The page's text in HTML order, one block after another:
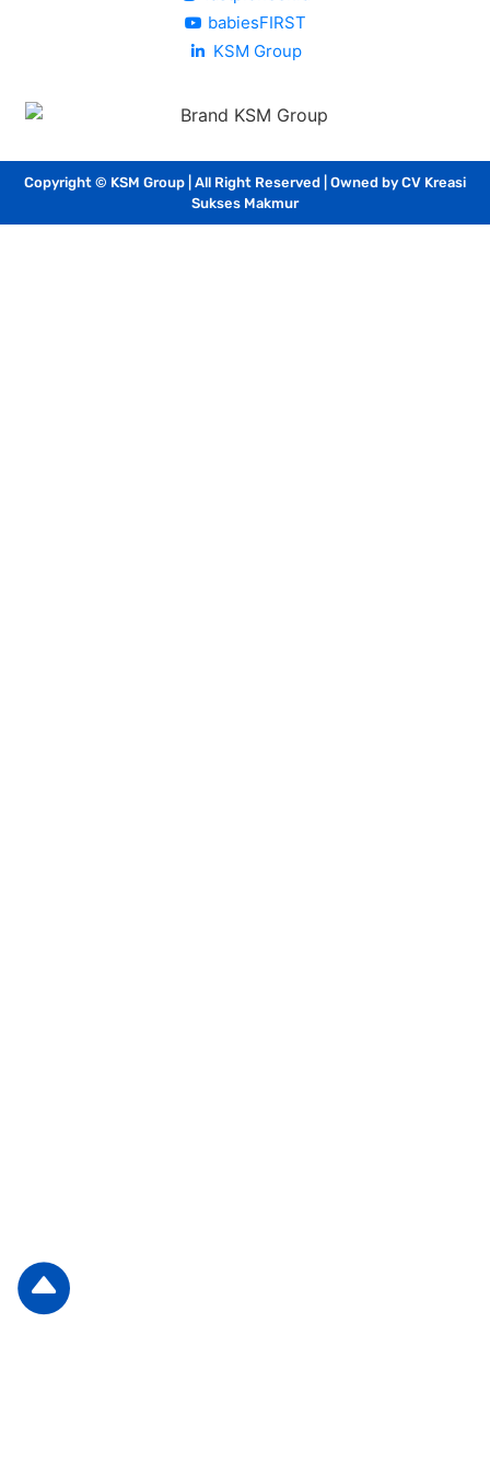
babiesFIRST
KSM Group
Copyright © KSM Group | All Right Reserved | Owned by CV Kreasi
Sukses Makmur